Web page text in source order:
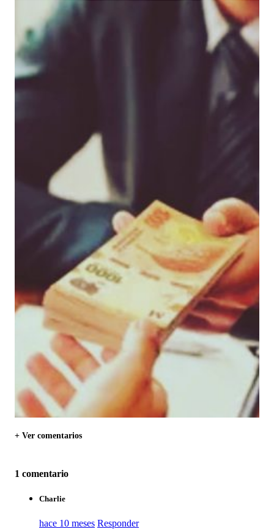
+ Ver comentarios
1 comentario
Charlie
hace 10 meses Responder